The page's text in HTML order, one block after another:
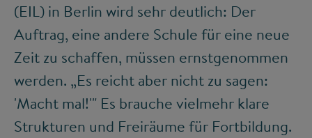
(EIL) in Berlin wird sehr deutlich: Der
Auftrag, eine andere Schule für eine neue
Zeit zu schaffen, müssen ernstgenommen
werden. „Es reicht aber nicht zu sagen:
'Macht mal!'" Es brauche vielmehr klare
Strukturen und Freiräume für Fortbildung.